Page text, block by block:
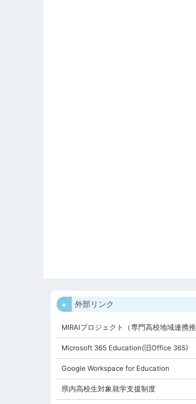
外部リンク
MIRAIプロジェクト（専門高校地域連携推
Microsoft 365 Education(旧Office 365)
Google Workspace for Education
県内高校生対象就学支援制度